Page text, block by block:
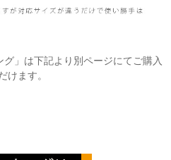
グ」は下記より別ページにてご購入
けます。